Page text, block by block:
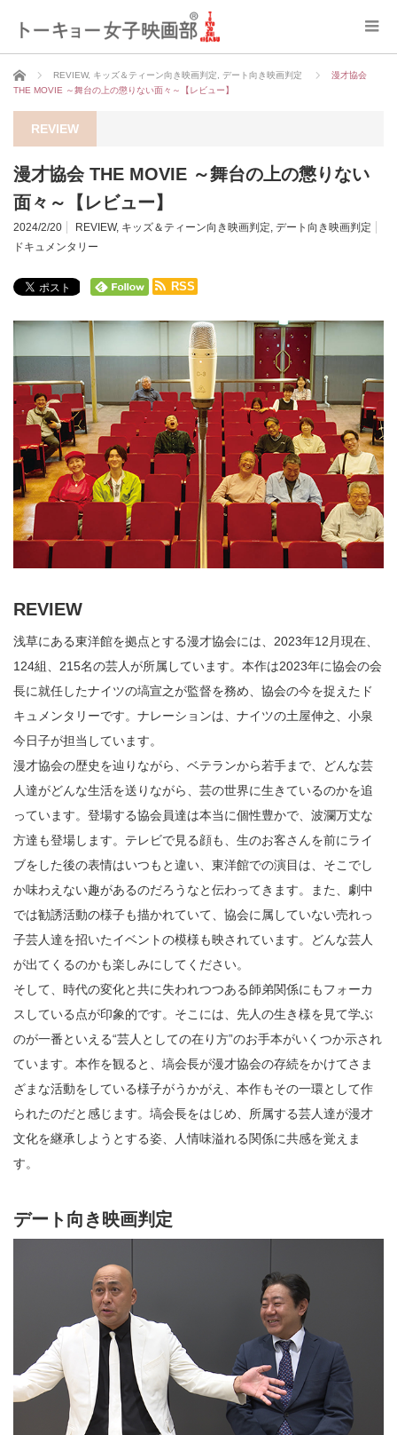
ホーム REVIEW, キッズ＆ティーン向き映画判定 デート向き映画判定
漫才協会
THE MOVIE ～舞台の上の懲りない面々～【レビュー】
REVIEW
漫才協会 THE MOVIE ～舞台の上の懲りない
面々～【レビュー】
2024/2/20 REVIEW, キッズ＆ティーン向き映画判定, デート向き映画判定
ドキュメンタリー
RSS
REVIEW
浅草にある東洋館を拠点とする漫才協会には、2023年12月現在、
124組、215名の芸人が所属しています。本作は2023年に協会の会
長に就任したナイツの塙宣之が監督を務め、協会の今を捉えたド
キュメンタリーです。ナレーションは、ナイツの土屋伸之、小泉
今日子が担当しています。
漫才協会の歴史を辿りながら、ベテランから若手まで、どんな芸
人達がどんな生活を送りながら、芸の世界に生きているのかを追
っています。登場する協会員達は本当に個性豊かで、波瀾万丈な
方達も登場します。テレビで見る顔も、生のお客さんを前にライ
ブをした後の表情はいつもと違い、東洋館での演目は、そこでし
か味わえない趣があるのだろうなと伝わってきます。また、劇中
では勧誘活動の様子も描かれていて、協会に属していない売れっ
子芸人達を招いたイベントの模様も映されています。どんな芸人
が出てくるのかも楽しみにしてください。
そして、時代の変化と共に失われつつある師弟関係にもフォーカ
スしている点が印象的です。そこには、先人の生き様を見て学ぶ
のが一番といえる“芸人としての在り方”のお手本がいくつか示され
ています。本作を観ると、塙会長が漫才協会の存続をかけてさま
ざまな活動をしている様子がうかがえ、本作もその一環として作
られたのだと感じます。塙会長をはじめ、所属する芸人達が漫才
文化を継承しようとする姿、人情味溢れる関係に共感を覚えま
す。
デート向き映画判定